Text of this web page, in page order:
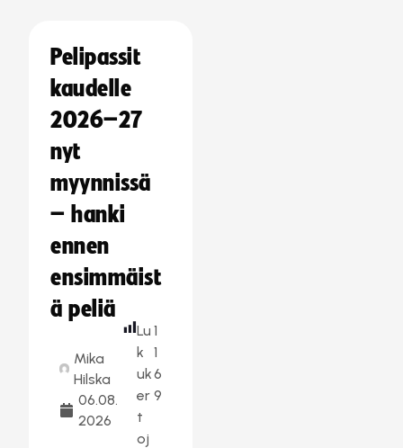
Pelipassit
kaudelle
2026–27
nyt
myynnissä
– hanki
ennen
ensimmäist
ä peliä
Mika
Hilska
06.08.
2026
Lu
k
uk
er
t
oj
1
1
6
9